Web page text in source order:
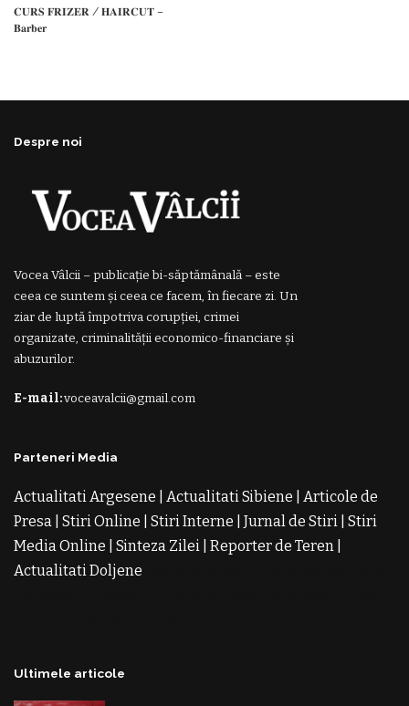
𝐂𝐔𝐑𝐒 𝐅𝐑𝐈𝐙𝐄𝐑 / 𝐇𝐀𝐈𝐑𝐂𝐔𝐓 –
𝐁𝐚𝐫𝐛𝐞𝐫
Despre noi
Vocea Vâlcii – publicație bi-săptămânală – este
ceea ce suntem și ceea ce facem, în fiecare zi. Un
ziar de luptă împotriva corupției, crimei
organizate, criminalității economico-financiare și
abuzurilor.
E-mail:voceavalcii@gmail.com
Parteneri Media
Actualitati Argesene Actualitati Sibiene
Articole de
Presa Stiri Online Stiri Interne Jurnal de Stiri Stiri
Media Online
Sinteza Zilei Reporter de Teren
Actualitati Doljene
Ultimele articole